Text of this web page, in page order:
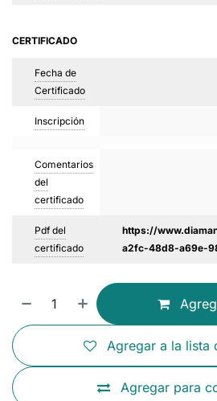
CERTIFICADO
Fecha de
Certificado
Inscripción
Comentarios
del
certificado
Pdf del
certificado
https://
a2fc-48d8-a69e-
Agregar para
Agregar a la lista